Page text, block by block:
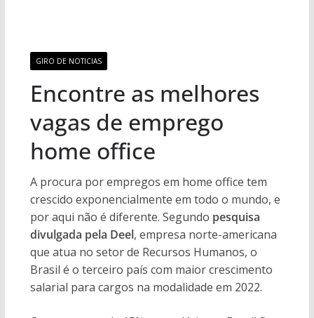
GIRO DE NOTICIAS
Encontre as melhores
vagas de emprego
home office
A procura por empregos em home office tem
crescido exponencialmente em todo o mundo, e
por aqui não é diferente. Segundo pesquisa
divulgada pela Deel, empresa norte-americana
que atua no setor de Recursos Humanos, o
Brasil é o terceiro país com maior crescimento
salarial para cargos na modalidade em 2022.